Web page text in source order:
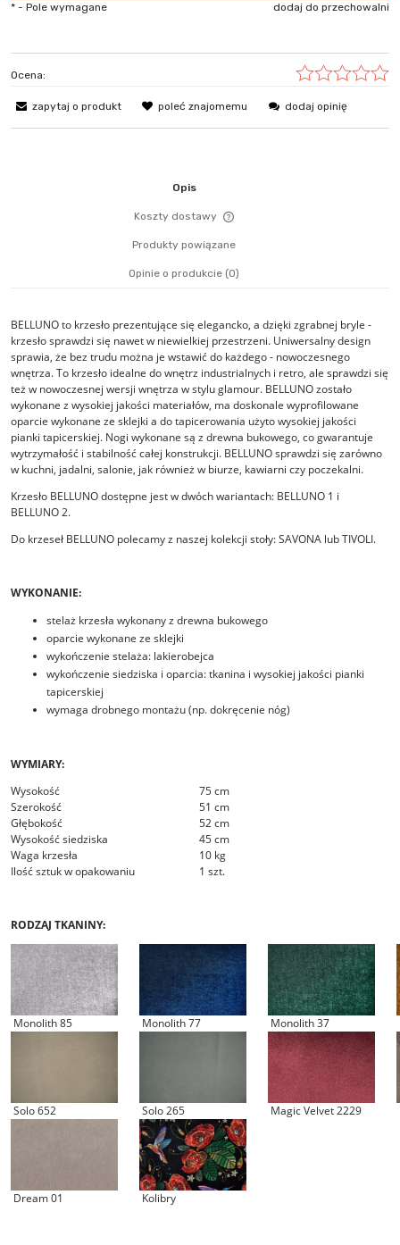
dodaj do przechowalni
* - Pole wymagane
Ocena:
zapytaj o produkt poleć znajomemu dodaj opinię
Opis
Koszty dostawy
Produkty powiązane
Opinie o produkcie (0)
BELLUNO to krzesło prezentujące się elegancko, a dzięki zgrabnej bryle -
krzesło sprawdzi się nawet w niewielkiej przestrzeni. Uniwersalny design
sprawia, że bez trudu można je wstawić do każdego - nowoczesnego
wnętrza. To krzesło idealne do wnętrz industrialnych i retro, ale sprawdzi się
też w nowoczesnej wersji wnętrza w stylu glamour. BELLUNO zostało
wykonane z wysokiej jakości materiałów, ma doskonale wyprofilowane
oparcie wykonane ze sklejki a do tapicerowania użyto wysokiej jakości
pianki tapicerskiej. Nogi wykonane są z drewna bukowego, co gwarantuje
wytrzymałość i stabilność całej konstrukcji. BELLUNO sprawdzi się zarówno
w kuchni, jadalni, salonie, jak również w biurze, kawiarni czy poczekalni.
Krzesło BELLUNO dostępne jest w dwóch wariantach: BELLUNO 1 i
BELLUNO 2.
Do krzeseł BELLUNO polecamy z naszej kolekcji stoły: SAVONA lub TIVOLI.
WYKONANIE:
stelaż krzesła wykonany z drewna bukowego
oparcie wykonane ze sklejki
wykończenie stelaża: lakierobejca
wykończenie siedziska i oparcia: tkanina i wysokiej jakości pianki
tapicerskiej
wymaga drobnego montażu (np. dokręcenie nóg)
WYMIARY:
Wysokość
75 cm
Szerokość
51 cm
Głębokość
52 cm
Wysokość siedziska
45 cm
Waga krzesła
10 kg
Ilość sztuk w opakowaniu
1 szt.
RODZAJ TKANINY:
Monolith 85 Monolith 77 Monolith 37
Solo 652 Solo 265 Magic Velvet 2229
Dream 01 Kolibry